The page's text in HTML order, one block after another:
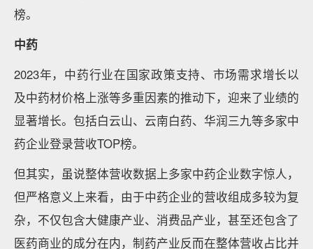
榜。
中药
2023年，中药行业在国家政策支持、市场需求增长以
及中药材价格上涨等多重因素的推动下，迎来了业绩的
显著增长。包括白云山、云南白药、华润三九等多家中
药企业登录营收TOP榜。
但其实，虽说整体营收数据上多家中药企业数字惊人，
但严格意义上来看，由于中药企业的营收组成多较为复
杂，不仅包含大健康产业、消费品产业，甚至还包含了
医药商业的成分在内，制药产业反而在整体营收占比并